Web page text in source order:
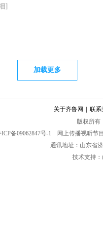
]
寿用“反欺诈防
人寿将继续以守护消费者权益
护网”越织越密。[详细]
加载更多
关于齐鲁网
联系
版权所有
ICP备09062847号-1
网上传播视听节
通讯地址：山东
技术支持：